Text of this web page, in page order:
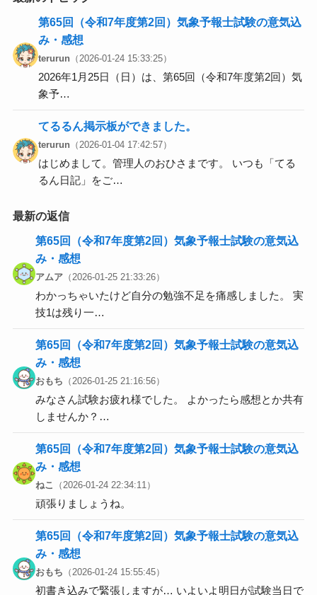
第65回（令和7年度第2回）気象予報士試験の意気込
み・感想
terurun （2026-01-24 15:33:25）
2026年1月25日（日）は、第65回（令和7年度第2回）気
象予…
てるるん掲示板ができました。
terurun （2026-01-04 17:42:57）
はじめまして。管理人のおひさまです。 いつも「てる
るん日記」をご…
最新の返信
第65回（令和7年度第2回）気象予報士試験の意気込
み・感想
アムア（2026-01-25 21:33:26）
わかっちゃいたけど自分の勉強不足を痛感しました。 実
技1は残り一…
第65回（令和7年度第2回）気象予報士試験の意気込
み・感想
おもち （2026-01-25 21:16:56）
みなさん試験お疲れ様でした。 よかったら感想とか共有
しませんか？…
第65回（令和7年度第2回）気象予報士試験の意気込
み・感想
ねこ （2026-01-24 22:34:11）
頑張りましょうね。
第65回（令和7年度第2回）気象予報士試験の意気込
み・感想
おもち （2026-01-24 15:55:45）
初書き込みで緊張しますが… いよいよ明日が試験当日で